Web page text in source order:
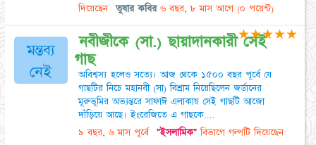
দিয়েছেন
তুষার কবির ৬ বছর, ৮ মাস আগে (০ পয়েন্ট)
মন্তব্য
নেই
নবীজীকে (সা.) ছায়াদানকারী সেই
গাছ
অবিশ্বস্য হলেও সত্যে। আজ থেকে ১৫০০ বছর পূর্বে যে
গাছটির নিচে মহানবী (সা) বিশ্রাম নিয়েছিলেন জর্ডানের
মূরুভূমির অভ্যন্তরে সাফাঈ এলাকায় সেই গাছটি আজো
দাঁড়িয়ে আছে। ইংরেজিতে এ গাছকে....
৯ বছর, ৬ মাস পূর্বে "ইসলামিক"বিভাগে গল্পটি দিয়েছেন
★★★★★